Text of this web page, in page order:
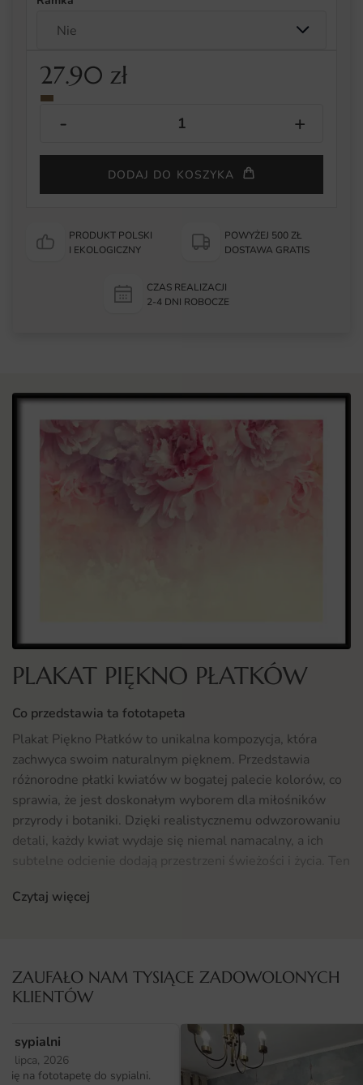
27.90 zł
DODAJ DO KOSZYKA
PRODUKT POLSKI
I EKOLOGICZNY
POWYŻEJ 500 ZŁ
DOSTAWA GRATIS
CZAS REALIZACJI
2-4 DNI ROBOCZE
PLAKAT PIĘKNO PŁATKÓW
Co przedstawia ta fototapeta
Plakat Piękno Płatków to unikalna kompozycja, która
zachwyca swoim naturalnym pięknem. Przedstawia
różnorodne płatki kwiatów w bogatej palecie kolorów, co
sprawia, że jest doskonałym wyborem dla miłośników
przyrody i botaniki. Dzięki realistycznemu odwzorowaniu
detali, każdy kwiat wydaje się niemal namacalny, a ich
subtelne odcienie dodają przestrzeni świeżości i życia. Ten
nowoczesnych, jak i klasycznych, wprowadzając do nich
Plakat Piękno Płatków to wyjątkowa dekoracja, która
doskonale sprawdzi się w różnych przestrzeniach. Może
być efektowną ozdobą w salonie, sypialni lub biurze,
wprowadzając do nich przyjemną atmosferę. Jego
uniwersalny charakter sprawia, że świetnie komponuje się
Czytaj więcej
ZAUFAŁO NAM TYSIĄCE ZADOWOLONYCH
KLIENTÓW
sypialni
lipca, 2026
się na fototapetę do sypialni.